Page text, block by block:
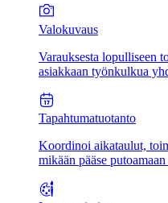
Valokuvaus
Varauksesta lopulliseen
asiakkaan työnkulkua
Tapahtumatuotanto
Koordinoi aikataulut,
mikään pääse